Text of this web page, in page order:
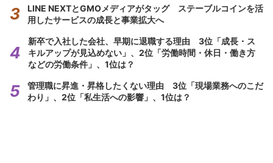
LINE NEXTとGMOメディアがタッグ ステーブルコインを活
用したサービスの成長と事業拡大へ
新卒で入社した会社、早期に退職する理由 3位「成長・ス
キルアップが見込めない」、2位「労働時間・休日・働き方
などの労働条件」、1位は？
管理職に昇進・昇格したくない理由 3位「現場業務へのこだ
わり」、2位「私生活への影響」、1位は？